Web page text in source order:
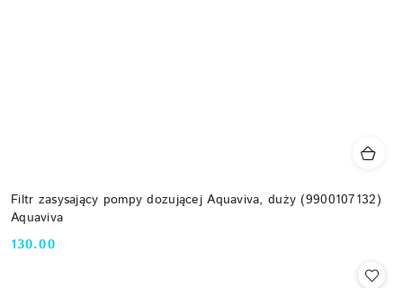
Filtr zasysający pompy dozującej Aquaviva, duży (9900107132)
Aquaviva
Cena:
130.00